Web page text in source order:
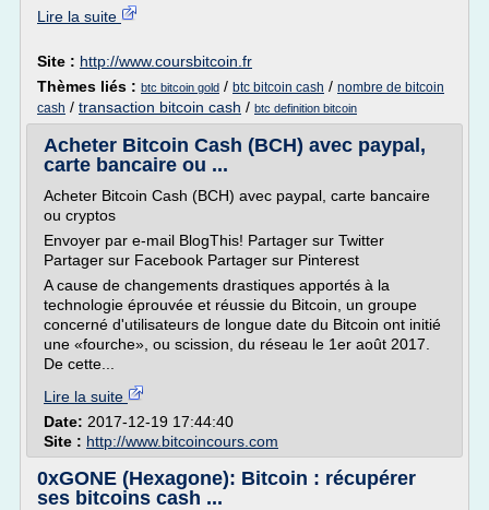
Lire la suite
Site : http://www.coursbitcoin.fr
Thèmes liés : btc bitcoin gold / btc bitcoin cash / nombre de bitcoin
cash / transaction bitcoin cash / btc definition bitcoin
Acheter Bitcoin Cash (BCH) avec paypal,
carte bancaire ou ...
Acheter Bitcoin Cash (BCH) avec paypal, carte bancaire
ou cryptos
Envoyer par e-mail BlogThis! Partager sur Twitter
Partager sur Facebook Partager sur Pinterest
A cause de changements drastiques apportés à la
technologie éprouvée et réussie du Bitcoin, un groupe
concerné d'utilisateurs de longue date du Bitcoin ont initié
une «fourche», ou scission, du réseau le 1er août 2017.
De cette...
Lire la suite
Date: 2017-12-19 17:44:40
Site : http://www.bitcoincours.com
0xGONE (Hexagone): Bitcoin : récupérer
ses bitcoins cash ...